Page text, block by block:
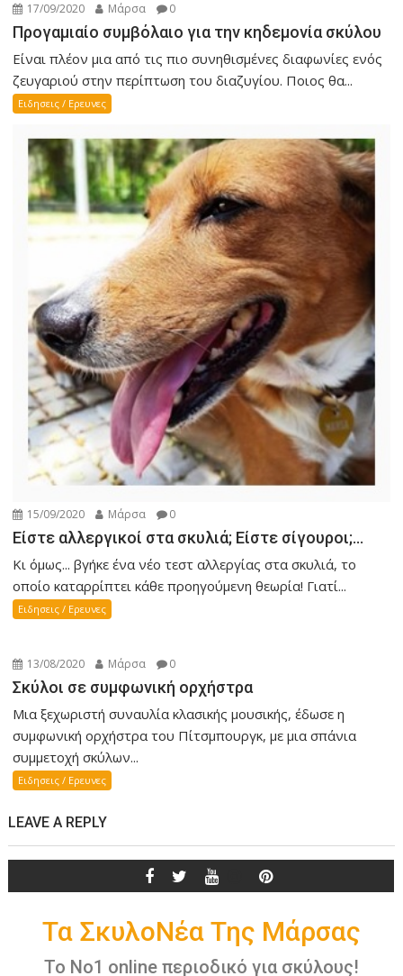
17/09/2020 Μάρσα 0
Προγαμιαίο συμβόλαιο για την κηδεμονία σκύλου
Είναι πλέον μια από τις πιο συνηθισμένες διαφωνίες ενός
ζευγαριού στην περίπτωση του διαζυγίου. Ποιος θα...
Ειδησεις / Ερευνες
15/09/2020 Μάρσα 0
Είστε αλλεργικοί στα σκυλιά; Είστε σίγουροι;…
Κι όμως... βγήκε ένα νέο τεστ αλλεργίας στα σκυλιά, το
οποίο καταρρίπτει κάθε προηγούμενη θεωρία! Γιατί...
Ειδησεις / Ερευνες
13/08/2020 Μάρσα 0
Σκύλοι σε συμφωνική ορχήστρα
Μια ξεχωριστή συναυλία κλασικής μουσικής, έδωσε η
συμφωνική ορχήστρα του Πίτσμπουργκ, με μια σπάνια
συμμετοχή σκύλων...
Ειδησεις / Ερευνες
LEAVE A REPLY